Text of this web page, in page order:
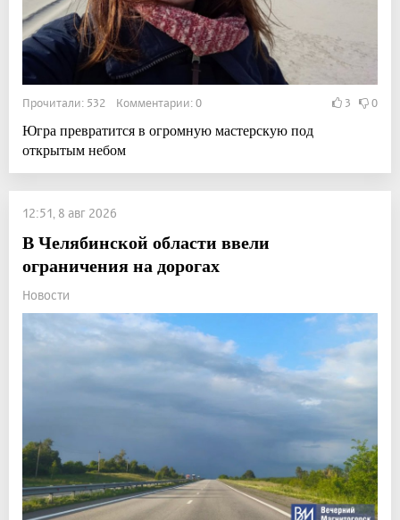
Прочитали: 532 Комментарии: 0 3 0
Югра превратится в огромную мастерскую под
открытым небом
12:51, 8 авг 2026
В Челябинской области ввели
ограничения на дорогах
Новости